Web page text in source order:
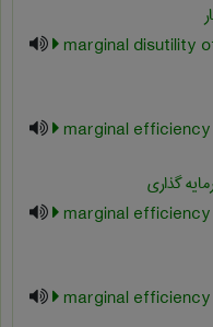
marginal disutility
marginal
گذاری
marginal
marginal